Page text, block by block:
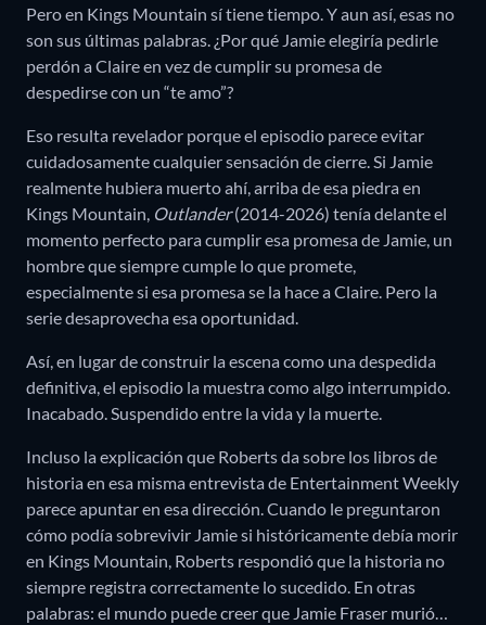
Pero en Kings Mountain sí tiene tiempo. Y aun así, esas no
son sus últimas palabras. ¿Por qué Jamie elegiría pedirle
perdón a Claire en vez de cumplir su promesa de
despedirse con un “te amo”?
Eso resulta revelador porque el episodio parece evitar
cuidadosamente cualquier sensación de cierre. Si Jamie
realmente hubiera muerto ahí, arriba de esa piedra en
Kings Mountain, Outlander(2014-2026) tenía delante el
momento perfecto para cumplir esa promesa de Jamie, un
hombre que siempre cumple lo que promete,
especialmente si esa promesa se la hace a Claire. Pero la
serie desaprovecha esa oportunidad.
Así, en lugar de construir la escena como una despedida
definitiva, el episodio la muestra como algo interrumpido.
Inacabado. Suspendido entre la vida y la muerte.
Incluso la explicación que Roberts da sobre los libros de
historia en esa misma entrevista de Entertainment Weekly
parece apuntar en esa dirección. Cuando le preguntaron
cómo podía sobrevivir Jamie si históricamente debía morir
en Kings Mountain, Roberts respondió que la historia no
siempre registra correctamente lo sucedido. En otras
palabras: el mundo puede creer que Jamie Fraser murió…